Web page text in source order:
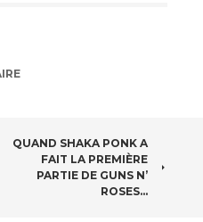
QUAND SHAKA PONK A
FAIT LA PREMIÈRE
PARTIE DE GUNS N’
ROSES…